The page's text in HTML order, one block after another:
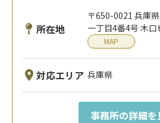
所在地
〒650-0021 兵庫
一丁目4番4号 木口
MAP
対応エリア 兵庫県
事務所の詳細を